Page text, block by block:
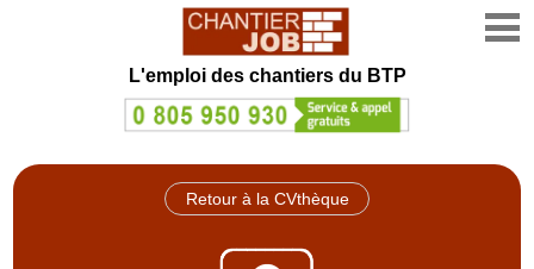
L'emploi des chantiers du BTP
Retour à la CVthèque